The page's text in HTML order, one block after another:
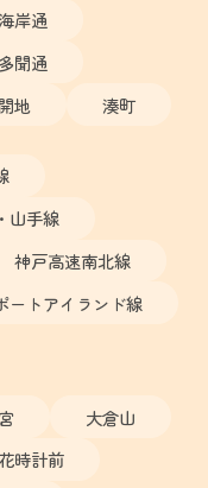
岸通
聞通
地 湊町
山手線
神戸高速南北線
ートアイランド線
大倉山
時計前